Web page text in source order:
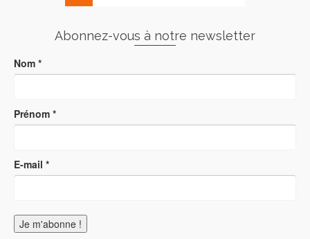
Abonnez-vous à notre newsletter
Nom *
Prénom *
E-mail *